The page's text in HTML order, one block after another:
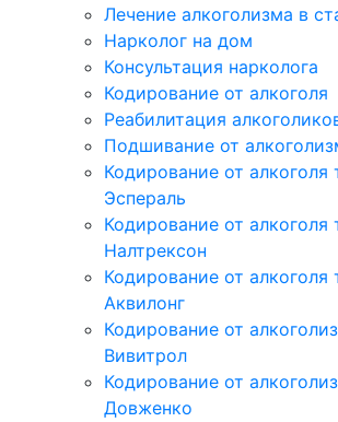
Лечение алкоголизма в
Нарколог на дом
Консультация нарколога
Кодирование от алкоголя
Реабилитация
Подшивание от
Кодирование от алкоголя
Эспераль
Кодирование от алкоголя
Налтрексон
Кодирование от алкоголя
Аквилонг
Кодирование от
Вивитрол
Кодирование от
Довженко